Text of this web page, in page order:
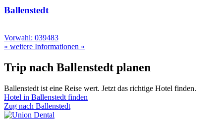
Ballenstedt
Vorwahl: 039483
» weitere Informationen «
Trip nach Ballenstedt planen
Ballenstedt ist eine Reise wert. Jetzt das richtige Hotel finden.
Hotel in Ballenstedt finden
Zug nach Ballenstedt